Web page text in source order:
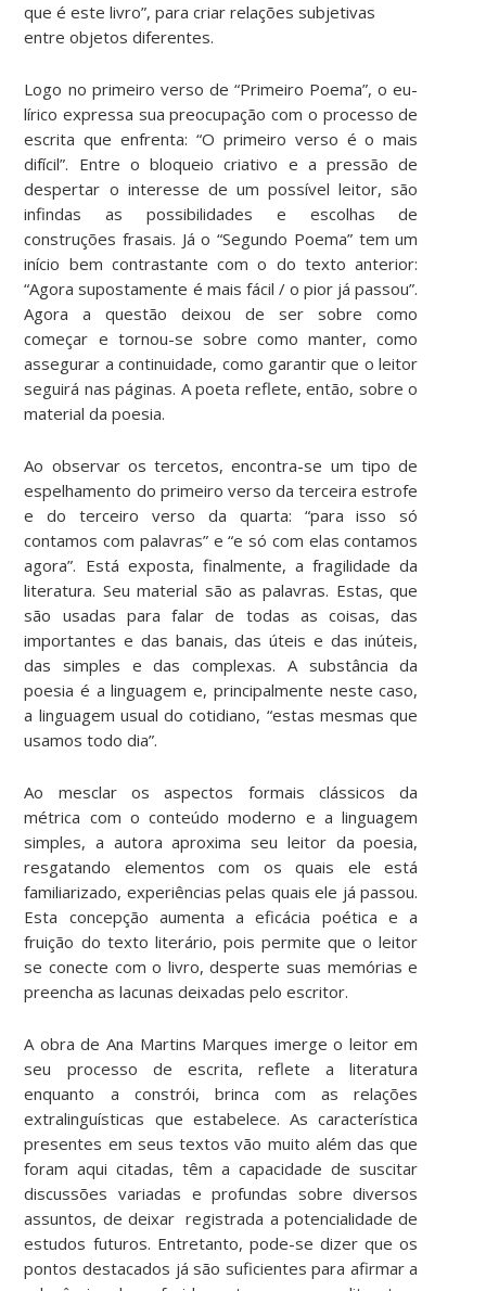
que é este livro”, para criar relações subjetivas
entre objetos diferentes.
Logo no primeiro verso de “Primeiro Poema”, o eu-
lírico expressa sua preocupação com o processo de
escrita que enfrenta: “O primeiro verso é o mais
difícil”. Entre o bloqueio criativo e a pressão de
despertar o interesse de um possível leitor, são
infindas as possibilidades e escolhas de
construções frasais. Já o “Segundo Poema” tem um
início bem contrastante com o do texto anterior:
“Agora supostamente é mais fácil / o pior já passou”.
Agora a questão deixou de ser sobre como
começar e tornou-se sobre como manter, como
assegurar a continuidade, como garantir que o leitor
seguirá nas páginas. A poeta reflete, então, sobre o
material da poesia.
Ao observar os tercetos, encontra-se um tipo de
espelhamento do primeiro verso da terceira estrofe
e do terceiro verso da quarta: “para isso só
contamos com palavras” e “e só com elas contamos
agora”. Está exposta, finalmente, a fragilidade da
literatura. Seu material são as palavras. Estas, que
são usadas para falar de todas as coisas, das
importantes e das banais, das úteis e das inúteis,
das simples e das complexas. A substância da
poesia é a linguagem e, principalmente neste caso,
a linguagem usual do cotidiano, “estas mesmas que
usamos todo dia”.
Ao mesclar os aspectos formais clássicos da
métrica com o conteúdo moderno e a linguagem
simples, a autora aproxima seu leitor da poesia,
resgatando elementos com os quais ele está
familiarizado, experiências pelas quais ele já passou.
Esta concepção aumenta a eficácia poética e a
fruição do texto literário, pois permite que o leitor
se conecte com o livro, desperte suas memórias e
preencha as lacunas deixadas pelo escritor.
A obra de Ana Martins Marques imerge o leitor em
seu processo de escrita, reflete a literatura
enquanto a constrói, brinca com as relações
extralinguísticas que estabelece. As característica
presentes em seus textos vão muito além das que
foram aqui citadas, têm a capacidade de suscitar
discussões variadas e profundas sobre diversos
assuntos, de deixar registrada a potencialidade de
estudos futuros. Entretanto, pode-se dizer que os
pontos destacados já são suficientes para afirmar a